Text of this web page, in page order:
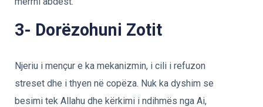
3- Dorëzohuni Zotit
Njeriu i mençur e ka mekanizmin, i cili i refuzon
streset dhe i thyen në copëza. Nuk ka dyshim se
besimi tek Allahu dhe kërkimi i ndihmës nga Ai,